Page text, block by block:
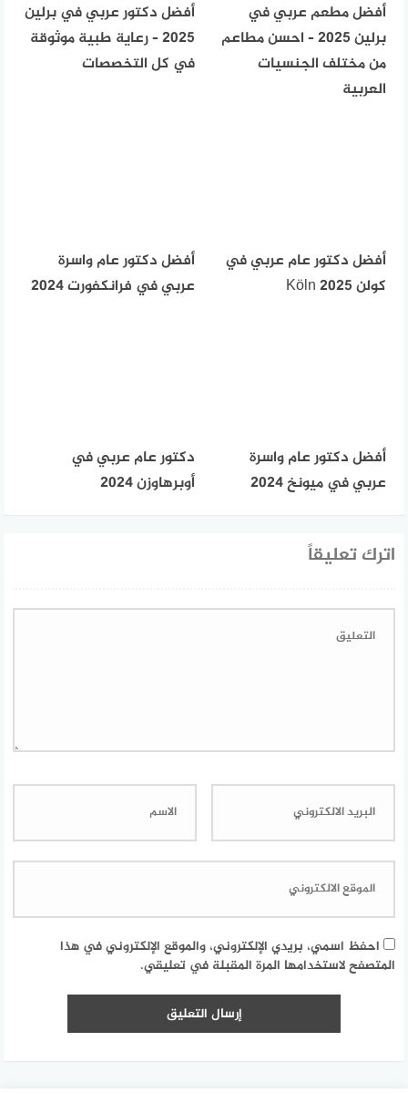
أفضل مطعم عربي في
برلين 2025 – احسن مطاعم
من مختلف الجنسيات
العربية
أفضل دكتور عربي في برلين
2025 – رعاية طبية موثوقة
في كل التخصصات
أفضل دكتور عام عربي في
كولن Köln 2025
أفضل دكتور عام واسرة
عربي في فرانكفورت 2024
أفضل دكتور عام واسرة
عربي في ميونخ 2024
دكتور عام عربي في
أوبرهاوزن 2024
اترك تعليقاً
احفظ اسمي، بريدي الإلكتروني، والموقع الإلكتروني في هذا
المتصفح لاستخدامها المرة المقبلة في تعليقي.